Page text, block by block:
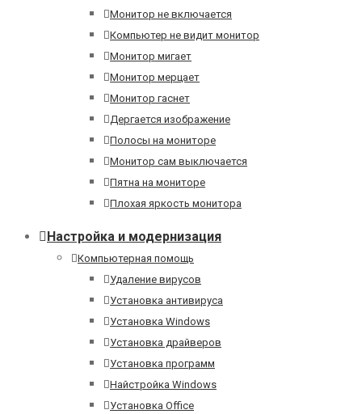
Монитор не включается
Компьютер не видит монитор
Монитор мигает
Монитор мерцает
Монитор гаснет
Дергается изображение
Полосы на мониторе
Монитор сам выключается
Пятна на мониторе
Плохая яркость монитора
Настройка и модернизация
Компьютерная помощь
Удаление вирусов
Установка антивируса
Установка Windows
Установка драйверов
Установка программ
Найстройка Windows
Установка Office